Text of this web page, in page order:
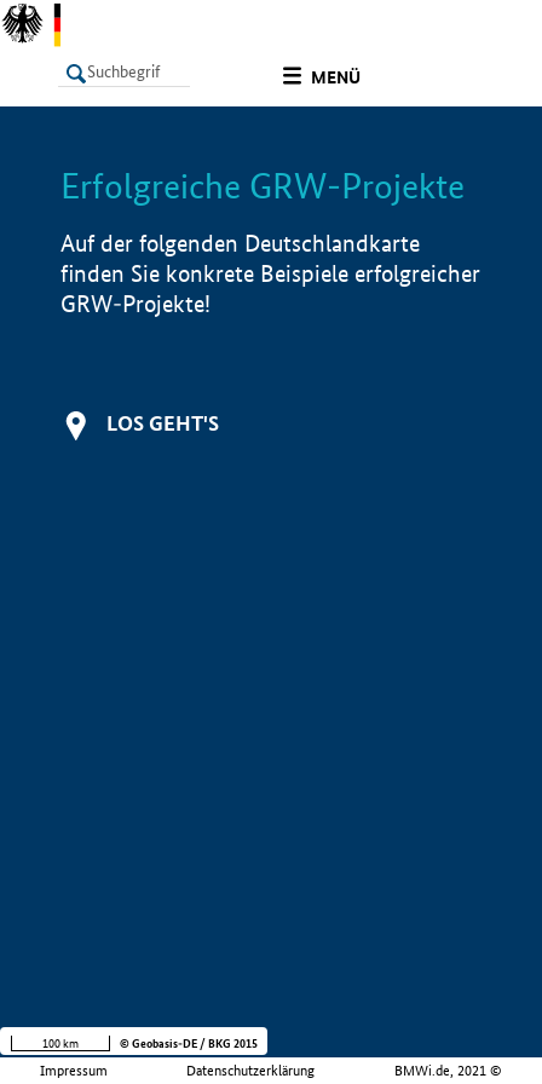
MENÜ
LISTE Info
Erfolgreiche GRW-Projekte
Auf der folgenden Deutschlandkarte
finden Sie konkrete Beispiele erfolgreicher
GRW-Projekte!
LOS GEHT'S
Impressum Datenschutzerklärung BMWi.de, 2021 ©
100 km © Geobasis-DE / BKG 2015